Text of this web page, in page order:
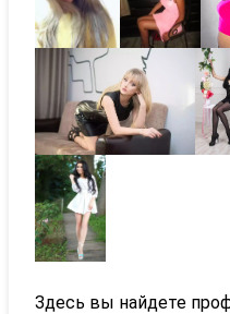
Здесь вы найдете